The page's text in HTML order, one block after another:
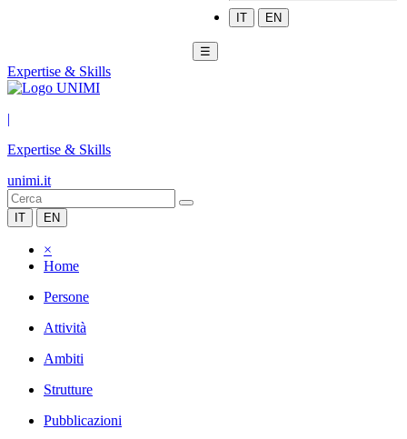
IT EN
☰
Expertise & Skills
|
Expertise & Skills
unimi.it
IT EN
×
Home
Persone
Attività
Ambiti
Strutture
Pubblicazioni